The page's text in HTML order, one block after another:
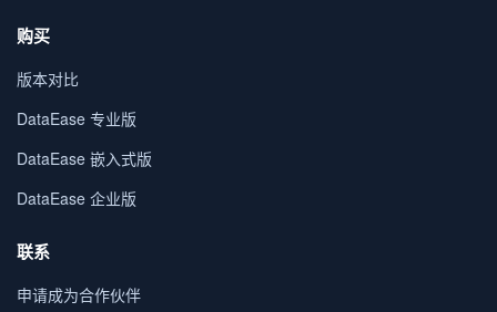
购买
版本对比
DataEase 专业版
DataEase 嵌入式版
DataEase 企业版
联系
申请成为合作伙伴